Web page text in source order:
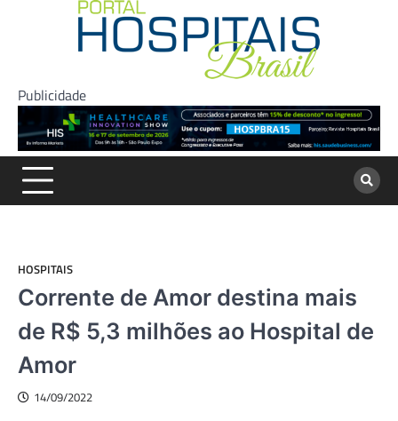
Publicidade
HOSPITAIS
Corrente de Amor destina mais
de R$ 5,3 milhões ao Hospital de
Amor
14/09/2022